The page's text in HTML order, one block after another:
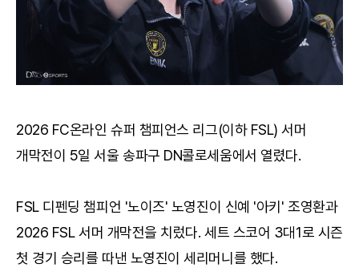
2026 FC온라인 슈퍼 챔피언스 리그(이하 FSL) 서머
개막전이 5일 서울 송파구 DN콜로세움에서 열렸다.
FSL 디펜딩 챔피언 '노이즈' 노영진이 신예 '아키' 조영환과
2026 FSL 서머 개막전을 치렀다. 세트 스코어 3대1로 시즌
첫 경기 승리를 따낸 노영진이 세리머니를 했다.